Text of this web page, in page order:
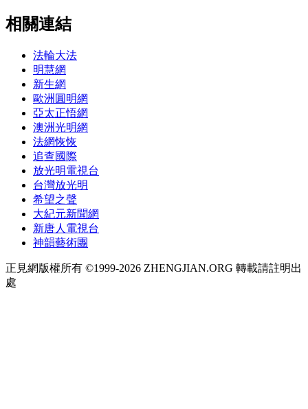
相關連結
法輪大法
明慧網
新生網
歐洲圓明網
亞太正悟網
澳洲光明網
法網恢恢
追查國際
放光明電視台
台灣放光明
希望之聲
大紀元新聞網
新唐人電視台
神韻藝術團
正見網版權所有 ©1999-2026 ZHENGJIAN.ORG 轉載請註明出
處